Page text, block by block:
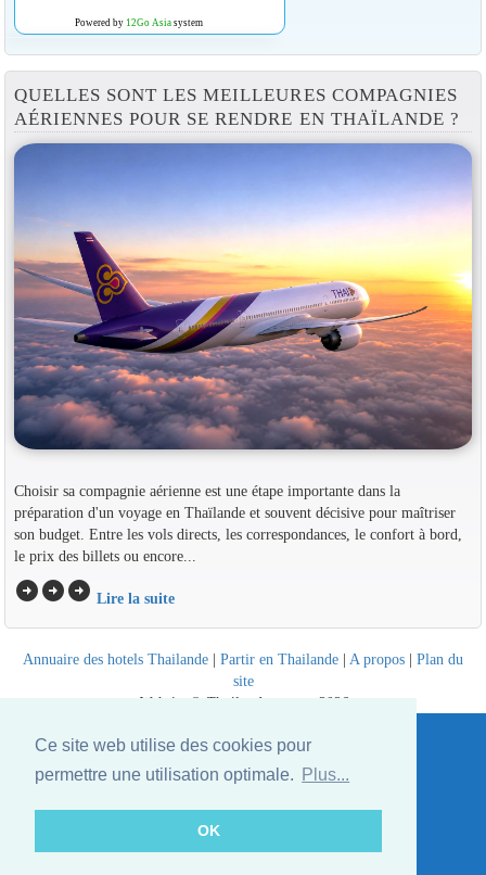
Ce site web utilise des cookies pour
permettre une utilisation optimale.
Plus...
OK
Powered by 12Go Asiasystem
QUELLES SONT LES MEILLEURES COMPAGNIES
AÉRIENNES POUR SE RENDRE EN THAÏLANDE ?
Choisir sa compagnie aérienne est une étape importante dans la
préparation d'un voyage en Thaïlande et souvent décisive pour maîtriser
son budget. Entre les vols directs, les correspondances, le confort à bord,
le prix des billets ou encore...
arrow_circle_rightarrow_circle_rightarrow_circle_right Lire la suite
Annuaire des hotels Thailande | Partir en Thailande | A propos | Plan du
site
Website © Thailandee.com - 2026